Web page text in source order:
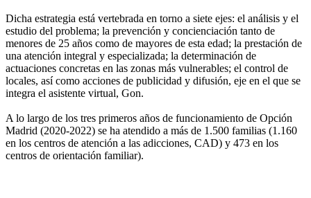
Dicha estrategia está vertebrada en torno a siete ejes: el análisis y el
estudio del problema; la prevención y concienciación tanto de
menores de 25 años como de mayores de esta edad; la prestación de
una atención integral y especializada; la determinación de
actuaciones concretas en las zonas más vulnerables; el control de
locales, así como acciones de publicidad y difusión, eje en el que se
integra el asistente virtual, Gon.
A lo largo de los tres primeros años de funcionamiento de Opción
Madrid (2020-2022) se ha atendido a más de 1.500 familias (1.160
en los centros de atención a las adicciones, CAD) y 473 en los
centros de orientación familiar).